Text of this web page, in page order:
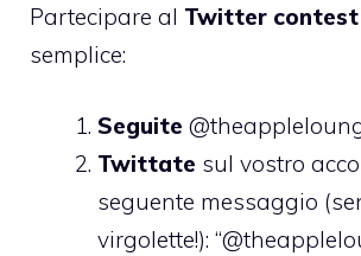
Partecipare al Twitter contest
semplice:
Seguite
Twittate sul vostro
seguente messaggio
virgolette!):